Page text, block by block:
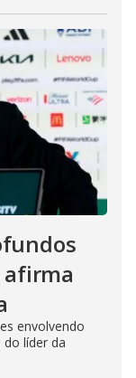
afirma
envolvendo
líder da